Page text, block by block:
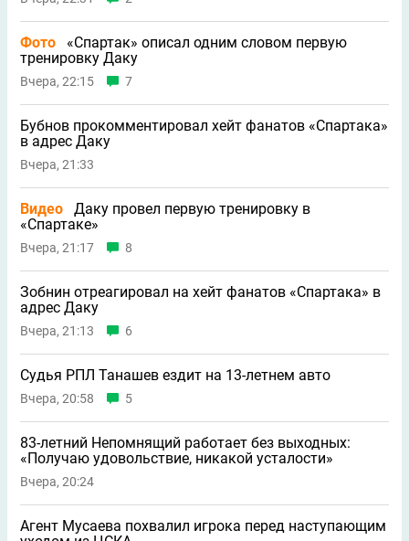
Фото
«Спартак» описал одним словом первую
тренировку Даку
Вчера, 22:15 7
Бубнов прокомментировал хейт фанатов «Спартака»
в адрес Даку
Вчера, 21:33
Видео
Даку провел первую тренировку в
«Спартаке»
Вчера, 21:17 8
Зобнин отреагировал на хейт фанатов «Спартака» в
адрес Даку
Вчера, 21:13 6
Судья РПЛ Танашев ездит на 13-летнем авто
Вчера, 20:58 5
83-летний Непомнящий работает без выходных:
«Получаю удовольствие, никакой усталости»
Вчера, 20:24
Агент Мусаева похвалил игрока перед наступающим